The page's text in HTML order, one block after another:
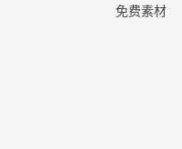
免费素材